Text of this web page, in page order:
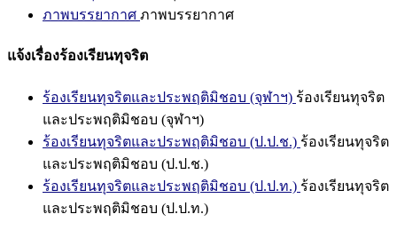
ภาพบรรยากาศ ภาพบรรยากาศ
แจ้งเรื่องร้องเรียนทุจริต
ร้องเรียนทุจริตและประพฤติมิชอบ (จุฬาฯ) ร้องเรียนทุจริต
และประพฤติมิชอบ (จุฬาฯ)
ร้องเรียนทุจริตและประพฤติมิชอบ (ป.ป.ช.) ร้องเรียนทุจริต
และประพฤติมิชอบ (ป.ป.ช.)
ร้องเรียนทุจริตและประพฤติมิชอบ (ป.ป.ท.) ร้องเรียนทุจริต
และประพฤติมิชอบ (ป.ป.ท.)